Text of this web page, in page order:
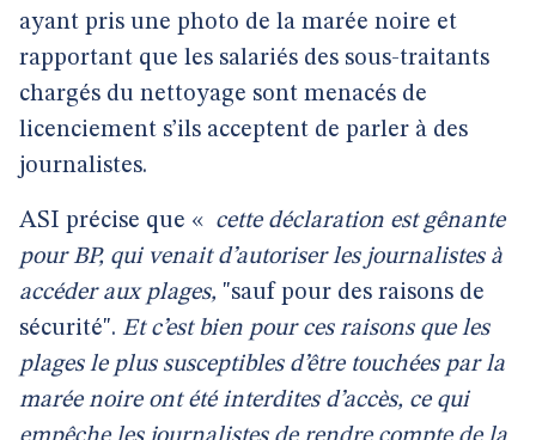
ayant pris une photo de la marée noire et
rapportant que les salariés des sous-traitants
chargés du nettoyage sont menacés de
licenciement s’ils acceptent de parler à des
journalistes.
ASI précise que « cette déclaration est gênante
pour BP, qui venait d’autoriser les journalistes à
accéder aux plages, "sauf pour des raisons de
sécurité". Et c’est bien pour ces raisons que les
plages le plus susceptibles d’être touchées par la
marée noire ont été interdites d’accès, ce qui